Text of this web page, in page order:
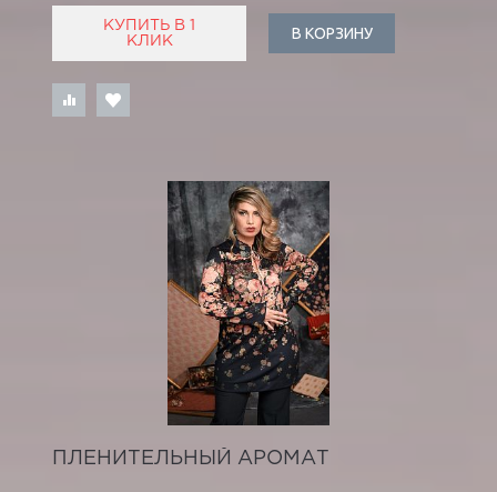
КУПИТЬ В 1
КЛИК
В КОРЗИНУ
ПЛЕНИТЕЛЬНЫЙ АРОМАТ